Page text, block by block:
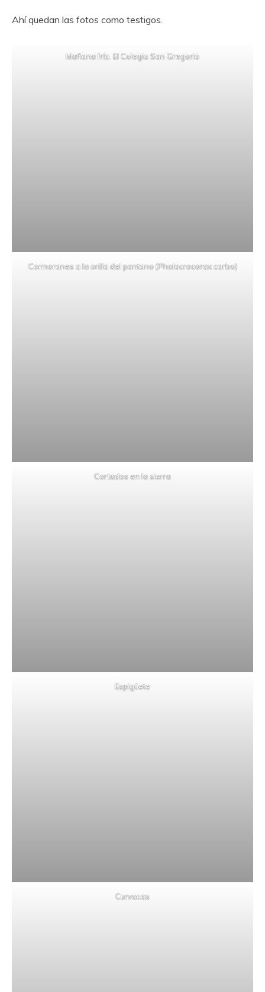
Ahí quedan las fotos como testigos.
Mañana fría. El Colegio San Gregorio
Cormoranes a la orilla del pantano (Phalacrocorax carbo)
Cortados en la sierra
Espigüete
Curvacas